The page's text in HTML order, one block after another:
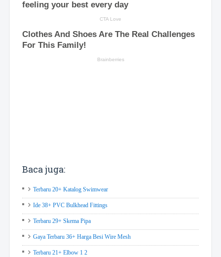
Baca juga:
Terbaru 20+ Katalog Swimwear
Ide 38+ PVC Bulkhead Fittings
Terbaru 29+ Skema Pipa
Gaya Terbaru 36+ Harga Besi Wire Mesh
Terbaru 21+ Elbow 1 2